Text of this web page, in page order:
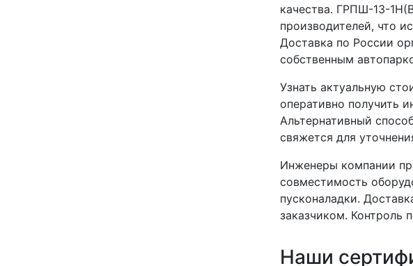
качества. ГРПШ-13-
производителей, что
Доставка по России
собственным
Узнать актуальную
оперативно получить
Альтернативный
свяжется для
Инженеры компании
совместимость
пусконаладки.
заказчиком. Контроль
Наши